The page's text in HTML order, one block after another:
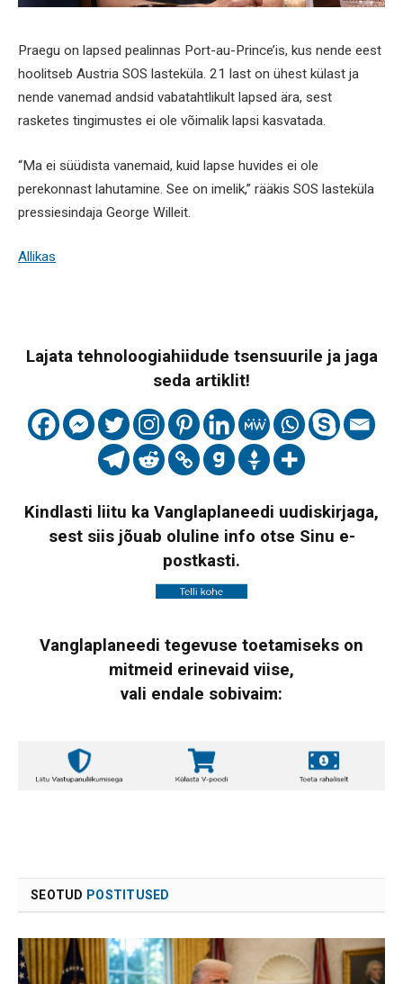
Praegu on lapsed pealinnas Port-au-Prince’is, kus nende eest
hoolitseb Austria SOS lasteküla. 21 last on ühest külast ja
nende vanemad andsid vabatahtlikult lapsed ära, sest
rasketes tingimustes ei ole võimalik lapsi kasvatada.
“Ma ei süüdista vanemaid, kuid lapse huvides ei ole
perekonnast lahutamine. See on imelik,” rääkis SOS lasteküla
pressiesindaja George Willeit.
Allikas
Lajata tehnoloogiahiidude tsensuurile ja jaga
seda artiklit!
Kindlasti liitu ka Vanglaplaneedi uudiskirjaga,
sest siis jõuab oluline info otse Sinu e-
postkasti.
Vanglaplaneedi tegevuse toetamiseks on
mitmeid erinevaid viise,
vali endale sobivaim:
SEOTUD POSTITUSED